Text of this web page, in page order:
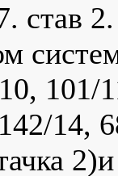
став
101/
14,